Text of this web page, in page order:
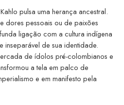
pulsa uma herança ancestral.
dores pessoais ou de paixões
ligação com a cultura indígena
inseparável de sua identidade.
de ídolos pré-colombianos e
a tela em palco de
e em manifesto pela